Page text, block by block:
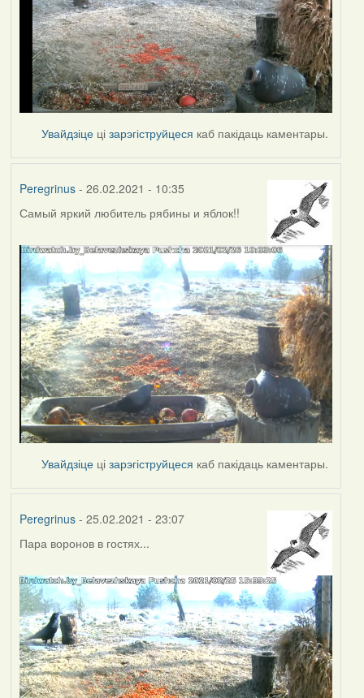
Увайдзіце цізарэгіструйцеся каб пакідаць каментары.
Peregrinus- 26.02.2021 - 10:35
Самый яркий любитель рябины и яблок!!
Увайдзіце цізарэгіструйцеся каб пакідаць каментары.
Peregrinus- 25.02.2021 - 23:07
Пара воронов в гостях...